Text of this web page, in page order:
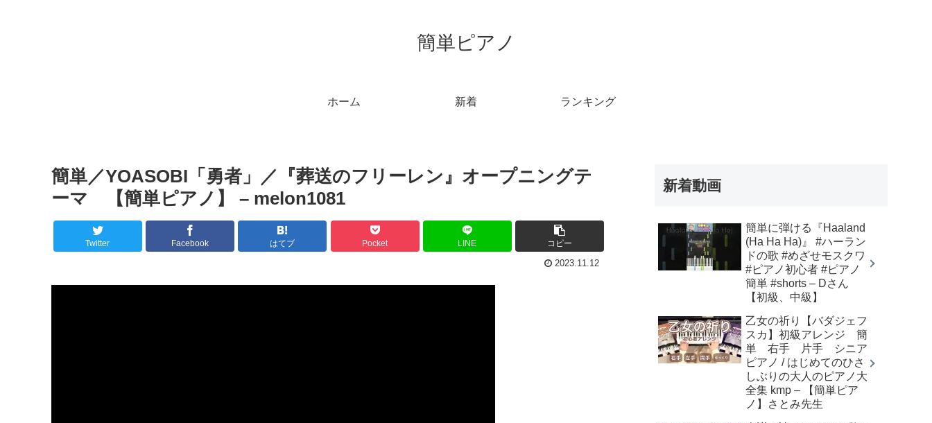
簡単ピアノ
ホーム 新着 ランキング
簡単／YOASOBI「勇者」／『葬送のフリーレン』オープニングテ
ーマ 【簡単ピアノ】 – melon1081
Twitter Facebook はてブ Pocket LINE コピー
2023.11.12
新着動画
簡単に弾ける『Haaland
(Ha Ha Ha)』 #ハーラン
ドの歌 #めざせモスクワ
#ピアノ初心者 #ピアノ
簡単 #shorts – Dさん
【初級、中級】
乙女の祈り【バダジェフ
スカ】初級アレンジ 簡
単 右手 片手 シニア
ピアノ / はじめてのひさ
しぶりの大人のピアノ大
全集 kmp – 【簡単ピア
ノ】さとみ先生